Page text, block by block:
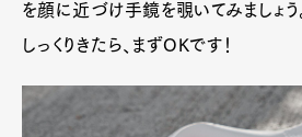
を顔に近づけ手鏡を覗いてみましょう
しっくりきたら、まずOKです！